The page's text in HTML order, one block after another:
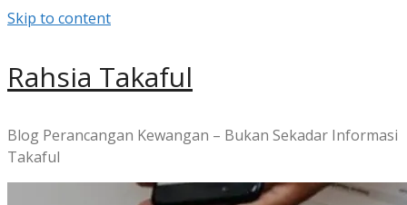
Skip to content
Rahsia Takaful
Blog Perancangan Kewangan – Bukan Sekadar Informasi
Takaful